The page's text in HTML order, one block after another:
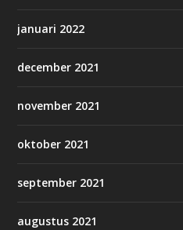
januari 2022
december 2021
november 2021
oktober 2021
september 2021
augustus 2021